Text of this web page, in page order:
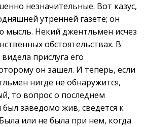
незначительные. Вот казус,
утренней газете; он
мысль. Некий джентльмен исчез
обстоятельствах. В
прислуга его
он зашел. И теперь, если
нигде не обнаружится,
то вопрос о последнем
заведомо жив, сведется к
или не была при нем, когда